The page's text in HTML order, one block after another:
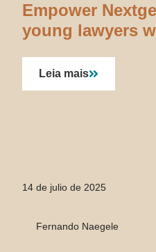
Empower
young lawyers
Leia mais
14 de julio de 2025
Fernando Naegele